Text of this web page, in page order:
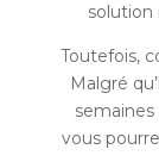
solution
Toutefois,
Malgré
semaines
vous